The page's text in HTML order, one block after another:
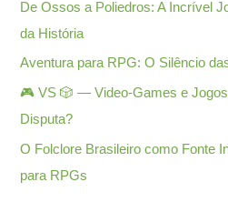
De Ossos a Poliedros: A Incrível
da História
Aventura para RPG: O Silêncio
🎮 VS 🎲 — Video-Games e
Disputa?
O Folclore Brasileiro como Fonte
para RPGs